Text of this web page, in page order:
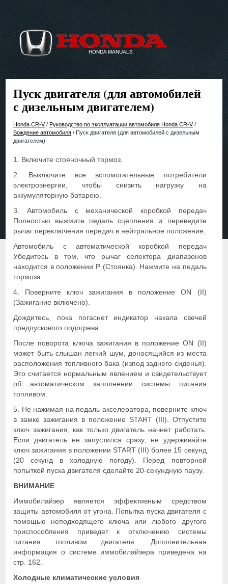
Пуск двигателя (для автомобилей
с дизельным двигателем)
Honda CR-V/Руководство по эксплуатации автомобиля Honda CR-V/
Вождение автомобиля / Пуск двигателя (для автомобилей с дизельным
двигателем)
1. Включите стояночный тормоз.
2. Выключите все вспомогательные потребители
электроэнергии, чтобы снизить нагрузку на
аккумуляторную батарею.
3. Автомобиль с механической коробкой передач
Полностью выжмите педаль сцепления и переведите
рычаг переключения передач в нейтральное положение.
Автомобиль с автоматической коробкой передач
Убедитесь в том, что рычаг селектора диапазонов
находится в положении P (Стоянка). Нажмите на педаль
тормоза.
4. Поверните ключ зажигания в положение ON (II)
(Зажигание включено).
Дождитесь, пока погаснет индикатор накала свечей
предпускового подогрева.
После поворота ключа зажигания в положение ON (II)
может быть слышан легкий шум, доносящийся из места
расположения топливного бака (изпод заднего сиденья).
Это считается нормальным явлением и свидетельствует
об автоматическом заполнении системы питания
топливом.
5. Не нажимая на педаль акселератора, поверните ключ
в замке зажигания в положение START (III). Отпустите
ключ зажигания, как только двигатель начнет работать.
Если двигатель не запустился сразу, не удерживайте
ключ зажигания в положении START (III) более 15 секунд
(20 секунд в холодную погоду). Перед повторной
попыткой пуска двигателя сделайте 20-секундную паузу.
ВНИМАНИЕ
Иммобилайзер является эффективным средством
защиты автомобиля от угона. Попытка пуска двигателя с
помощью неподходящего ключа или любого другого
приспособления приведет к отключению системы
питания топливом двигателя. Дополнительная
информация о системе иммобилайзера приведена на
стр. 162.
Холодные климатические условия